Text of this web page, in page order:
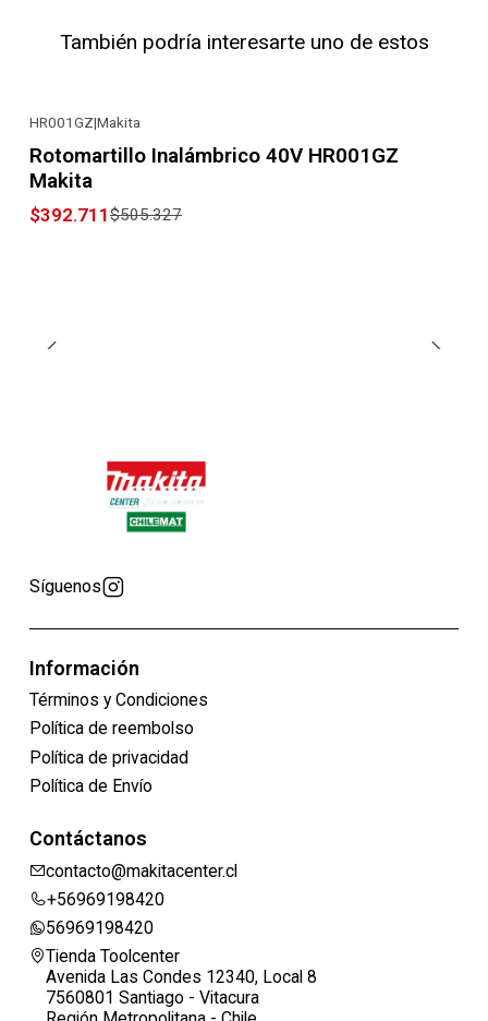
También podría interesarte uno de estos
HR001GZ|Makita
Rotomartillo Inalámbrico 40V HR001GZ
Makita
$392.711$505.327
Síguenos
Información
Términos y Condiciones
Política de reembolso
Política de privacidad
Política de Envío
Contáctanos
contacto@makitacenter.cl
+56969198420
56969198420
Tienda Toolcenter
Avenida Las Condes 12340, Local 8
7560801 Santiago - Vitacura